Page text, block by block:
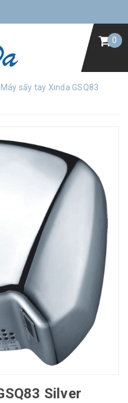
0
Máy sấy tay Xinda GSQ83
Silver